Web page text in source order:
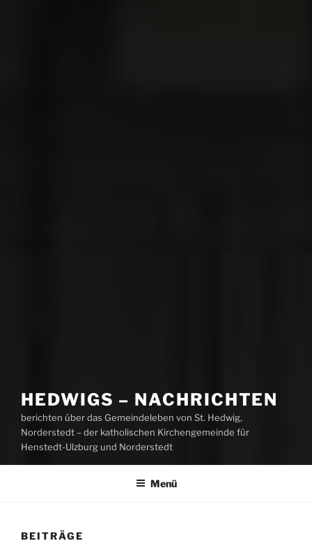
HEDWIGS – NACHRICHTEN
berichten über das Gemeindeleben von St. Hedwig,
Norderstedt – der katholischen Kirchengemeinde für
Henstedt-Ulzburg und Norderstedt
Menü
BEITRÄGE